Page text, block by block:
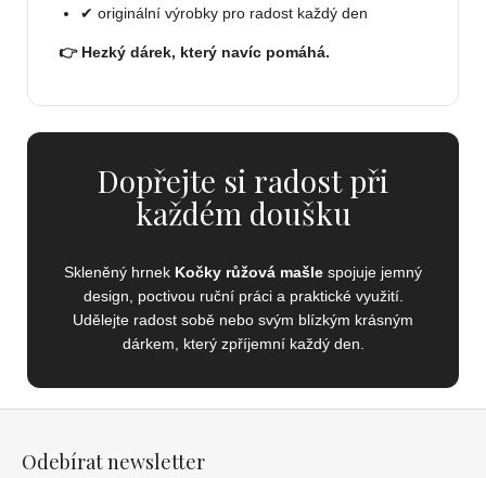
✔ originální výrobky pro radost každý den
👉 Hezký dárek, který navíc pomáhá.
Dopřejte si radost při
každém doušku
Skleněný hrnek Kočky růžová mašle spojuje jemný
design, poctivou ruční práci a praktické využití.
Udělejte radost sobě nebo svým blízkým krásným
dárkem, který zpříjemní každý den.
Odebírat newsletter